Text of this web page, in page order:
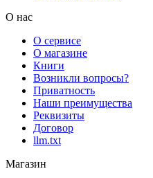
О нас
О сервисе
О магазине
Книги
Возникли вопросы?
Приватность
Наши преимущества
Реквизиты
Договор
llm.txt
Магазин